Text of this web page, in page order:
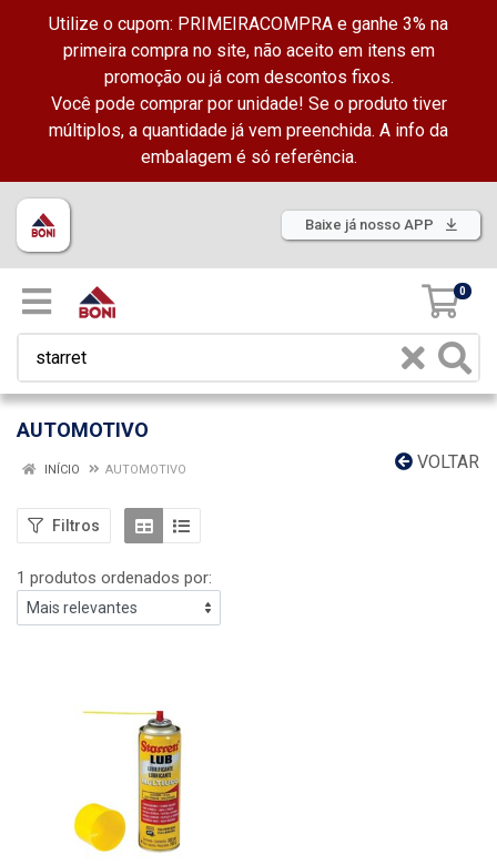
Utilize o cupom: PRIMEIRACOMPRA e ganhe 3% na
primeira compra no site, não aceito em itens em
promoção ou já com descontos fixos.
Você pode comprar por unidade! Se o produto tiver
múltiplos, a quantidade já vem preenchida. A info da
embalagem é só referência.
Baixe já nosso APP
0
AUTOMOTIVO
VOLTAR
INÍCIO AUTOMOTIVO
Filtros
1 produtos ordenados por: